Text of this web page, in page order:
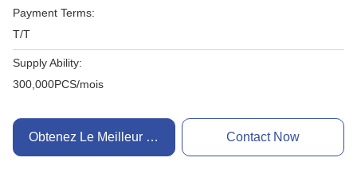
Payment Terms:
T/T
Supply Ability:
300,000PCS/mois
Obtenez Le Meilleur Prix Contact Now